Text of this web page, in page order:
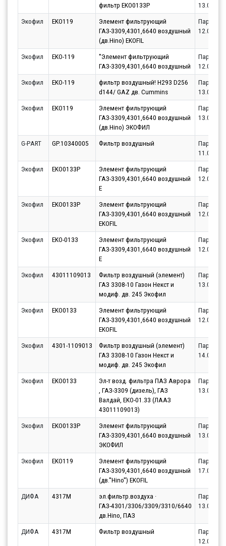
фильтр EKO0133P
Экофил
EKO119
Элемент фильтрующий
ГАЗ-3309,4301,6640 воздушный
(дв.Hino) EKOFIL
Партнёр
Экофил EKO-119
''Элемент фильтрующий
ГАЗ-3309,4301,6640 воздушный
Партнёр
Экофил
EKO-119
фильтр воздушный! H293 D256
d144/ GAZ дв. Cummins
Партнёр
Экофил
EKO119
Элемент фильтрующий
ГАЗ-3309,4301,6640 воздушный
(дв.Hino) ЭКОФИЛ
Партнёр
G-PART GP.10340005 Фильтр воздушный
Партнёр
Экофил
EKO0133P
Элемент фильтрующий
ГАЗ-3309,4301,6640 воздушный
E
Партнёр
Экофил EKO0133P
Элемент фильтрующий
ГАЗ-3309,4301,6640 воздушный
EKOFIL
Партнёр
Экофил EKO-0133
Элемент фильтрующий
ГАЗ-3309,4301,6640 воздушный
E
Партнёр
Экофил 43011109013
Фильтр воздушный (элемент)
ГАЗ 3308-10 Газон Некст и
модиф. дв. 245 Экофил
Партнёр
Экофил EKO0133
Элемент фильтрующий
ГАЗ-3309,4301,6640 воздушный
EKOFIL
Партнёр
Экофил 4301-1109013
Фильтр воздушный (элемент)
ГАЗ 3308-10 Газон Некст и
модиф. дв. 245 Экофил
Партнёр
Экофил EKO0133
Эл-т возд. фильтра ПАЗ Аврора
, ГАЗ-3309 (дизель), ГАЗ
Валдай, EKO-01.33 (ЛААЗ
43011109013)
Партнёр
Экофил EKO0133P
Элемент фильтрующий
ГАЗ-3309,4301,6640 воздушный
ЭКОФИЛ
Партнёр
Экофил EKO119
Элемент фильтрующий
ГАЗ-3309,4301,6640 воздушный
(дв.''Hino'') EKOFIL
Партнёр
ДИФА 4317M
эл.фильтр.воздуха ·
ГАЗ-4301/3306/3309/3310/6640
дв.Hino, ПАЗ
Партнёр
ДИФА 4317M Фильтр воздушный
Партнёр